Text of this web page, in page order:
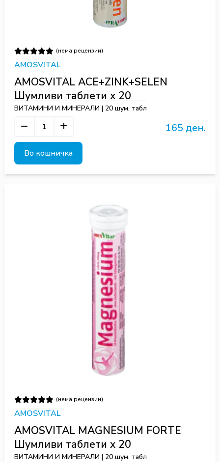
(нема рецензии)
AMOSVITAL
AMOSVITAL ACE+ZINK+SELEN
Шумливи таблети х 20
ВИТАМИНИ И МИНЕРАЛИ | 20 шум. табл
165 ден.
Во кошничка
(нема рецензии)
AMOSVITAL
AMOSVITAL MAGNESIUM FORTE
Шумливи таблети х 20
ВИТАМИНИ И МИНЕРАЛИ | 20 шум. табл